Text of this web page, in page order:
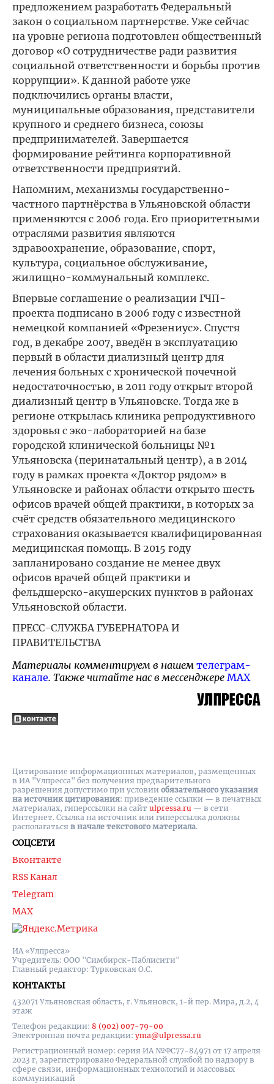
предложением разработать Федеральный
закон о социальном партнерстве. Уже сейчас
на уровне региона подготовлен общественный
договор «О сотрудничестве ради развития
социальной ответственности и борьбы против
коррупции». К данной работе уже
подключились органы власти,
муниципальные образования, представители
крупного и среднего бизнеса, союзы
предпринимателей. Завершается
формирование рейтинга корпоративной
ответственности предприятий.
Напомним, механизмы государственно-
частного партнёрства в Ульяновской области
применяются с 2006 года. Его приоритетными
отраслями развития являются
здравоохранение, образование, спорт,
культура, социальное обслуживание,
жилищно-коммунальный комплекс.
Впервые соглашение о реализации ГЧП-
проекта подписано в 2006 году с известной
немецкой компанией «Фрезениус». Спустя
год, в декабре 2007, введён в эксплуатацию
первый в области диализный центр для
лечения больных с хронической почечной
недостаточностью, в 2011 году открыт второй
диализный центр в Ульяновске. Тогда же в
регионе открылась клиника репродуктивного
здоровья с эко-лабораторией на базе
городской клинической больницы №1
Ульяновска (перинатальный центр), а в 2014
году в рамках проекта «Доктор рядом» в
Ульяновске и районах области открыто шесть
офисов врачей общей практики, в которых за
счёт средств обязательного медицинского
страхования оказывается квалифицированная
медицинская помощь. В 2015 году
запланировано создание не менее двух
офисов врачей общей практики и
фельдшерско-акушерских пунктов в районах
Ульяновской области.
ПРЕСС-СЛУЖБА ГУБЕРНАТОРА И
ПРАВИТЕЛЬСТВА
Материалы комментируем в нашем телеграм-
канале. Также читайте нас в мессенджере MAX
ИА «Улпресса»
Учредитель: ООО "Симбирск-Паблисити"
Главный редактор: Турковская О.С.
КОНТАКТЫ
432071 Ульяновская область, г. Ульяновск, 1-й пер. Мира, д.2, 4
этаж
Телефон редакции: 8 (902) 007-79-00
Электронная почта редакции: yma@ulpressa.ru
Регистрационный номер: серия ИА №ФС77-84971 от 17 апреля
2023 г, зарегистрировано Федеральной службой по надзору в
сфере связи, информационных технологий и массовых
коммуникаций
СОЦСЕТИ
Вконтакте
RSS Канал
Telegram
MAX
Цитирование информационных материалов, размещенных
в ИА "Улпресса" без получения предварительного
разрешения допустимо при условии обязательного указания
на источник цитирования: приведение ссылки — в печатных
материалах, гиперссылки на cайт ulpressa.ru — в сети
Интернет. Ссылка на источник или гиперссылка должны
располагаться в начале текстового материала.